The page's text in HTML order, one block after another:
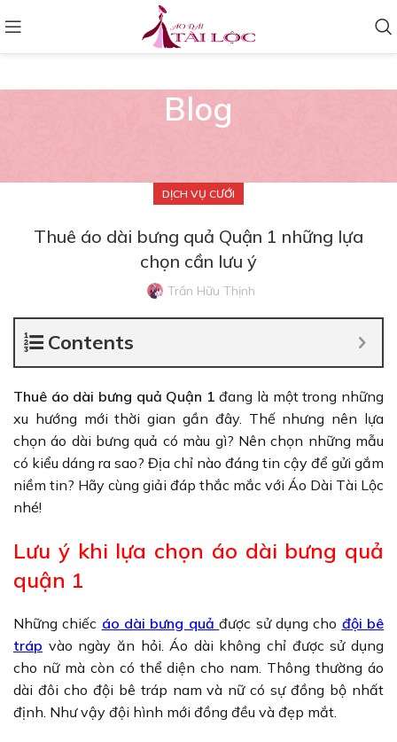
Blog
DỊCH VỤ CƯỚI
Thuê áo dài bưng quả Quận 1 những lựa
chọn cần lưu ý
Trần Hữu Thịnh
Contents
Thuê áo dài bưng quả Quận 1đang là một trong những
xu hướng mới thời gian gần đây. Thế nhưng nên lựa
chọn áo dài bưng quả có màu gì? Nên chọn những mẫu
có kiểu dáng ra sao? Địa chỉ nào đáng tin cậy để gửi gắm
niềm tin? Hãy cùng giải đáp thắc mắc với Áo Dài Tài Lộc
nhé!
Lưu ý khi lựa chọn áo dài bưng quả
quận 1
Những chiếc áo dài bưng quảđược sử dụng cho đội bê
tráp vào ngày ăn hỏi. Áo dài không chỉ được sử dụng
cho nữ mà còn có thể diện cho nam. Thông thường áo
dài đôi cho đội bê tráp nam và nữ có sự đồng bộ nhất
định. Như vậy đội hình mới đồng đều và đẹp mắt.